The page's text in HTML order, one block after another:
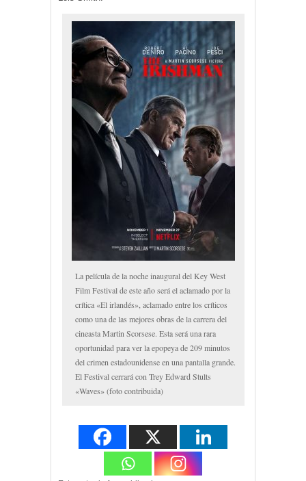
La película de la noche inaugural del Key West
Film Festival de este año será el aclamado por la
crítica «El irlandés», aclamado entre los críticos
como una de las mejores obras de la carrera del
cineasta Martin Scorsese. Esta será una rara
oportunidad para ver la epopeya de 209 minutos
del crimen estadounidense en una pantalla grande.
El Festival cerrará con Trey Edward Stults
«Waves» (foto contribuida)